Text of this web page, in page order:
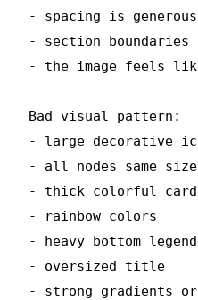
- spacing is generous
- section
- the image feels
Bad visual pattern:
- large decorative
- all nodes same size
- thick colorful
- rainbow colors
- heavy bottom
- oversized title
- strong gradients or